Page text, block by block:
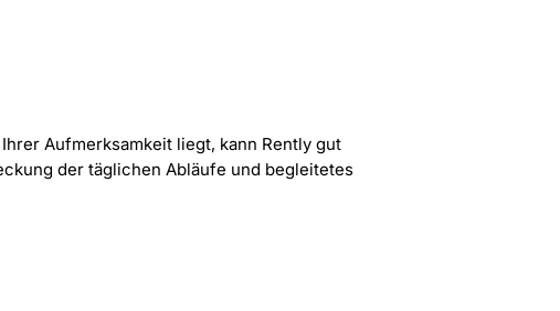
Aufmerksamkeit liegt, kann Rently gut
der täglichen Abläufe und begleitetes